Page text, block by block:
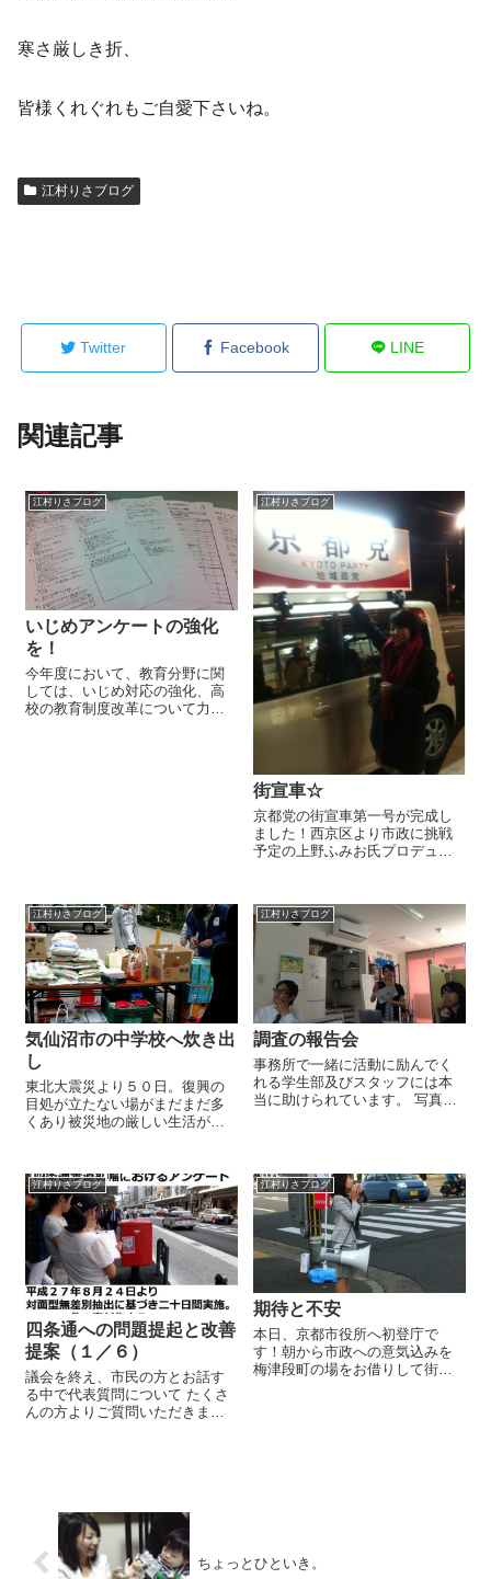
寒さ厳しき折、
皆様くれぐれもご自愛下さいね。
江村りさブログ
Twitter Facebook LINE
関連記事
江村りさブログ
いじめアンケートの強化
を！
今年度において、教育分野に関
しては、いじめ対応の強化、高
校の教育制度改革について力を
江村りさブログ
街宣車☆
京都党の街宣車第一号が完成し
ました！西京区より市政に挑戦
予定の上野ふみお氏プロデュー
はまずは一週目が終了。各候補
者の署名の進捗はまちまちです
が、署名ご協力の輪は広がりつ
つあります！これ...
江村りさブログ
気仙沼市の中学校へ炊き出
し
東北大震災より５０日。復興の
目処が立たない場がまだまだ多
くあり被災地の厳しい生活が連
連休を活用して少しでも手を差
し伸べたいと宮城県気仙沼市の
鹿折中学校へ炊き出しへ向かい
ます。主催は地元...
江村りさブログ
調査の報告会
事務所で一緒に活動に励んでく
れる学生部及びスタッフには本
当に助けられています。 写真
だ非公開です。じれったくてす
みません。とにか...
江村りさブログ
四条通への問題提起と改善
提案（１／６）
議会を終え、市民の方とお話す
る中で代表質問について たくさ
んの方よりご質問いただきます
せん。 一括...
江村りさブログ
期待と不安
本日、京都市役所へ初登庁で
す！朝から市政への意気込みを
梅津段町の場をお借りして街頭
ちょっとひといき。